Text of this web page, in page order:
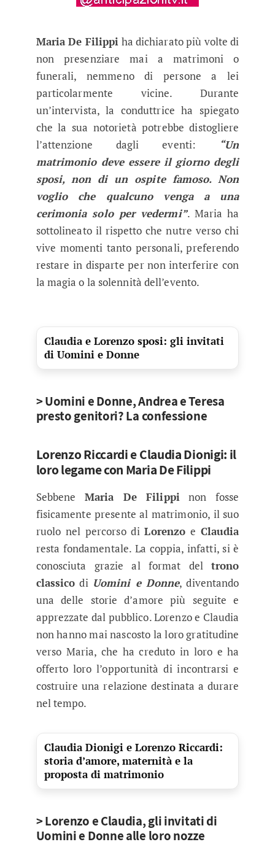
Maria De Filippi ha dichiarato più volte di
non presenziare mai a matrimoni o
funerali, nemmeno di persone a lei
particolarmente vicine. Durante
un’intervista, la conduttrice ha spiegato
che la sua notorietà potrebbe distogliere
l’attenzione dagli eventi:
“Un
matrimonio deve essere il giorno degli
sposi, non di un ospite famoso. Non
voglio che qualcuno venga a una
cerimonia solo per vedermi”. Maria ha
sottolineato il rispetto che nutre verso chi
vive momenti tanto personali, preferendo
restare in disparte per non interferire con
la magia o la solennità dell’evento.
Claudia e Lorenzo sposi: gli invitati
di Uomini e Donne
> Uomini e Donne, Andrea e Teresa
presto genitori? La confessione
Lorenzo Riccardi e Claudia Dionigi: il
loro legame con Maria De Filippi
Sebbene Maria De Filippinon fosse
fisicamente presente al matrimonio, il suo
ruolo nel percorso diLorenzo e Claudia
resta fondamentale. La coppia, infatti, si è
conosciuta grazie al format del trono
classico di Uomini e Donne, diventando
una delle storie d’amore più seguite e
apprezzate dal pubblico. Lorenzo e Claudia
non hanno mai nascosto la loro gratitudine
verso Maria, che ha creduto in loro e ha
offerto loro l’opportunità di incontrarsi e
costruire una relazione destinata a durare
nel tempo.
Claudia Dionigi e Lorenzo Riccardi:
storia d’amore, maternità e la
proposta di matrimonio
> Lorenzo e Claudia, gli invitati di
Uomini e Donne alle loro nozze